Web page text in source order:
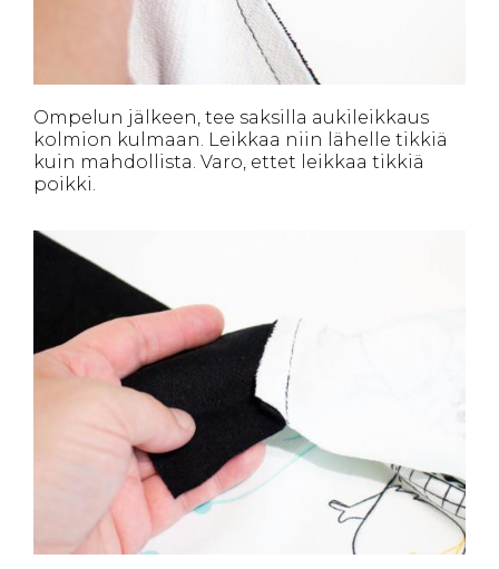
Ompelun jälkeen, tee saksilla aukileikkaus
kolmion kulmaan. Leikkaa niin lähelle tikkiä
kuin mahdollista. Varo, ettet leikkaa tikkiä
poikki.